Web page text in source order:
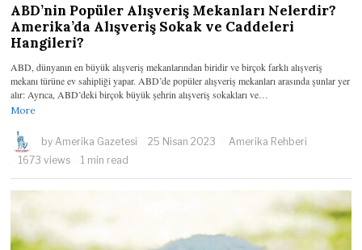
ABD’nin Popüler Alışveriş Mekanları Nelerdir?
Amerika’da Alışveriş Sokak ve Caddeleri
Hangileri?
ABD, dünyanın en büyük alışveriş mekanlarından biridir ve birçok farklı alışveriş
mekanı türüne ev sahipliği yapar. ABD’de popüler alışveriş mekanları arasında şunlar yer
alır: Ayrıca, ABD’deki birçok büyük şehrin alışveriş sokakları ve…
More
by Amerika Gazetesi 25 Nisan 2023
Amerika Rehberi
1673 views
1 min read